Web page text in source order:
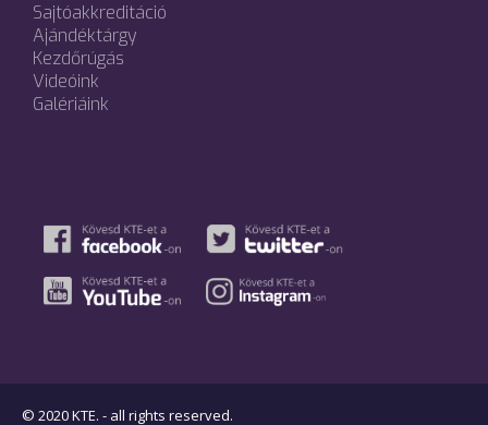
Sajtóakkreditáció
Ajándéktárgy
Kezdőrúgás
Videóink
Galériáink
© 2020 KTE. - all rights reserved.